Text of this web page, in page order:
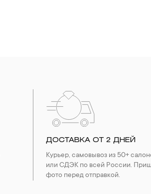
ДОСТАВКА ОТ 2 ДНЕЙ
Курьер, самовывоз из 50+
или СДЭК по всей России.
фото перед отправкой.